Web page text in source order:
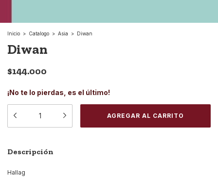
Inicio > Catalogo > Asia > Diwan
Diwan
$144.000
¡No te lo pierdas, es el último!
Descripción
Hallag